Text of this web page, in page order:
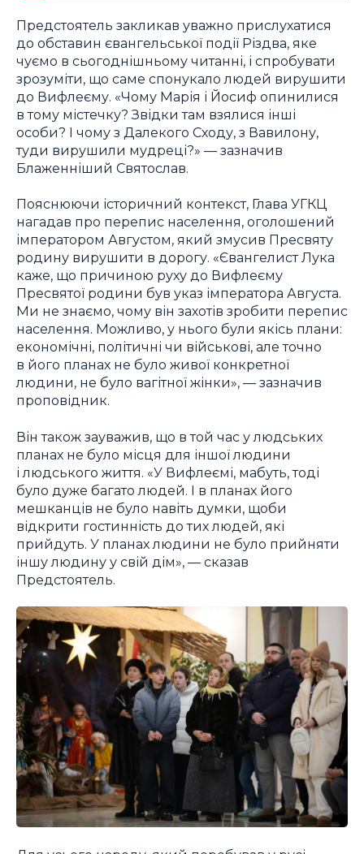
Предстоятель закликав уважно прислухатися
до обставин євангельської події Різдва, яке
чуємо в сьогоднішньому читанні, і спробувати
зрозуміти, що саме спонукало людей вирушити
до Вифлеєму. «Чому Марія і Йосиф опинилися
в тому містечку? Звідки там взялися інші
особи? І чому з Далекого Сходу, з Вавилону,
туди вирушили мудреці?» — зазначив
Блаженніший Святослав.
Пояснюючи історичний контекст, Глава УГКЦ
нагадав про перепис населення, оголошений
імператором Августом, який змусив Пресвяту
родину вирушити в дорогу. «Євангелист Лука
каже, що причиною руху до Вифлеєму
Пресвятої родини був указ імператора Августа.
Ми не знаємо, чому він захотів зробити перепис
населення. Можливо, у нього були якісь плани:
економічні, політичні чи військові, але точно
в його планах не було живої конкретної
людини, не було вагітної жінки», — зазначив
проповідник.
Він також зауважив, що в той час у людських
планах не було місця для іншої людини
і людського життя. «У Вифлеємі, мабуть, тоді
було дуже багато людей. І в планах його
мешканців не було навіть думки, щоби
відкрити гостинність до тих людей, які
прийдуть. У планах людини не було прийняти
іншу людину у свій дім», — сказав
Предстоятель.